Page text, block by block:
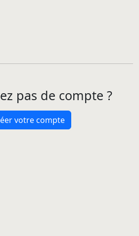
pas de compte ?
votre compte